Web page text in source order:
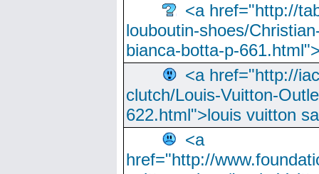
<a href="http://
louboutin-shoes/
bianca-botta-p-
<a href="http://
clutch/Louis-Vuitton-
622.html">louis vuitton
<a
href="http://